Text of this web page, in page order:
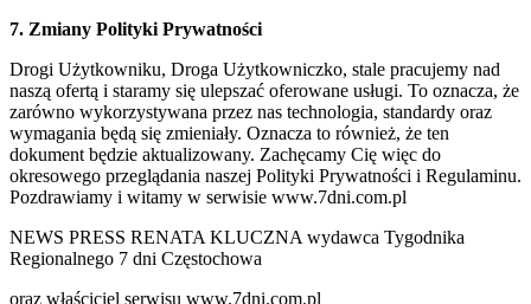
7. Zmiany Polityki Prywatności
Drogi Użytkowniku, Droga Użytkowniczko, stale pracujemy nad
naszą ofertą i staramy się ulepszać oferowane usługi. To oznacza, że
zarówno wykorzystywana przez nas technologia, standardy oraz
wymagania będą się zmieniały. Oznacza to również, że ten
dokument będzie aktualizowany. Zachęcamy Cię więc do
okresowego przeglądania naszej Polityki Prywatności i Regulaminu.
Pozdrawiamy i witamy w serwisie www.7dni.com.pl
NEWS PRESS RENATA KLUCZNA wydawca Tygodnika
Regionalnego 7 dni Częstochowa
oraz właściciel serwisu www.7dni.com.pl